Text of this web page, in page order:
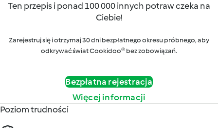
Ten przepis i ponad 100 000 innych potraw czeka na
Ciebie!
Zarejestruj się i otrzymaj 30 dni bezpłatnego okresu próbnego, aby
odkrywać świat Cookidoo® bez zobowiązań.
Bezpłatna rejestracja
Więcej informacji
Poziom trudności